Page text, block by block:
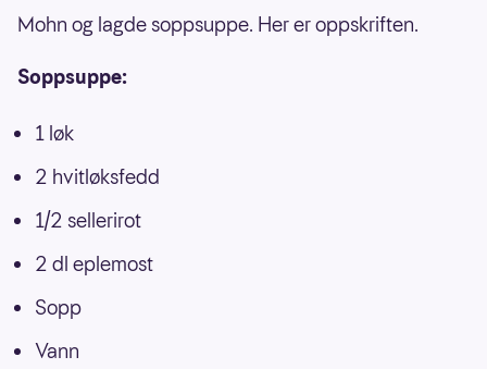
Mohn og lagde soppsuppe. Her er oppskriften.
Soppsuppe:
1 løk
2 hvitløksfedd
1/2 sellerirot
2 dl eplemost
Sopp
Vann